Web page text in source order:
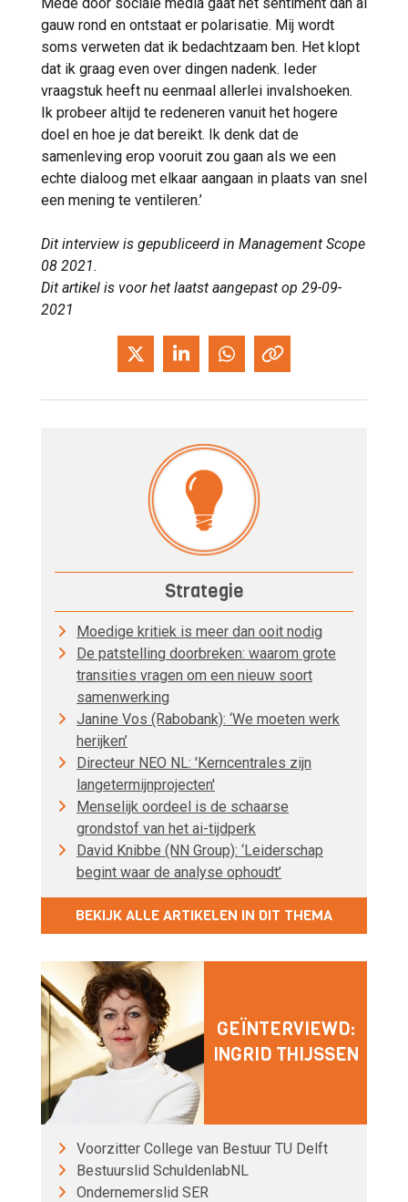
gauw rond en ontstaat er polarisatie. Mij wordt
soms verweten dat ik bedachtzaam ben. Het klopt
dat ik graag even over dingen nadenk. Ieder
vraagstuk heeft nu eenmaal allerlei invalshoeken.
Ik probeer altijd te redeneren vanuit het hogere
doel en hoe je dat bereikt. Ik denk dat de
samenleving erop vooruit zou gaan als we een
echte dialoog met elkaar aangaan in plaats van snel
een mening te ventileren.’
Dit interview is gepubliceerd in Management Scope
08 2021.
Dit artikel is voor het laatst aangepast op 29-09-
2021
Strategie
Moedige kritiek is meer dan ooit nodig
De patstelling doorbreken: waarom grote
transities vragen om een nieuw soort
samenwerking
Janine Vos (Rabobank): ‘We moeten werk
herijken’
Directeur NEO NL: 'Kerncentrales zijn
langetermijnprojecten'
Menselijk oordeel is de schaarse
grondstof van het ai-tijdperk
David Knibbe (NN Group): ‘Leiderschap
begint waar de analyse ophoudt’
BEKIJK ALLE ARTIKELEN IN DIT THEMA
GEÏNTERVIEWD:
INGRID THIJSSEN
Voorzitter College van Bestuur TU Delft
Bestuurslid SchuldenlabNL
Ondernemerslid SER